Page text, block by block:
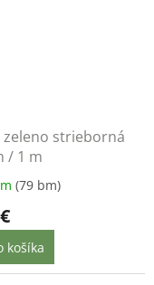
zeleno strieborná
/ 1 m
(79 bm)
košíka